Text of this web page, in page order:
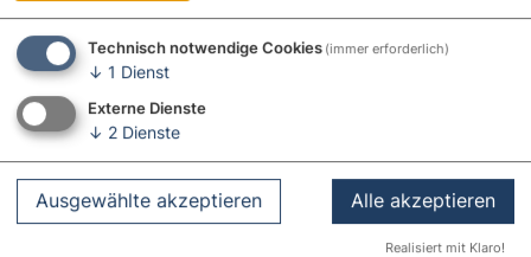
Technisch notwendige Cookies (immer erforderlich)
↓ 1 Dienst
Externe Dienste
↓ 2 Dienste
Ausgewählte akzeptieren Alle akzeptieren
Realisiert mit Klaro!